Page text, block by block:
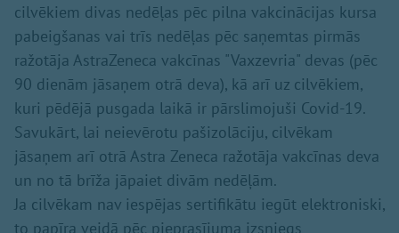
cilvēkiem divas nedēļas pēc pilna vakcinācijas kursa
pabeigšanas vai trīs nedēļas pēc saņemtas pirmās
ražotāja AstraZeneca vakcīnas "Vaxzevria" devas (pēc
90 dienām jāsaņem otrā deva), kā arī uz cilvēkiem,
kuri pēdējā pusgada laikā ir pārslimojuši Covid-19.
Savukārt, lai neievērotu pašizolāciju, cilvēkam
jāsaņem arī otrā Astra Zeneca ražotāja vakcīnas deva
un no tā brīža jāpaiet divām nedēļām.
Ja cilvēkam nav iespējas sertifikātu iegūt elektroniski,
to papīra veidā pēc pieprasījuma izsniegs